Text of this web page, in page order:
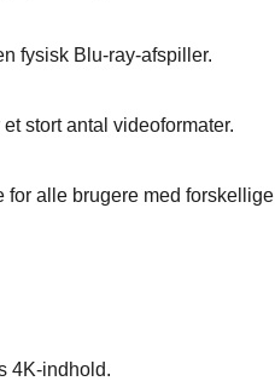
fysisk Blu-ray-afspiller.
stort antal videoformater.
for alle brugere med forskellige
4K-indhold.